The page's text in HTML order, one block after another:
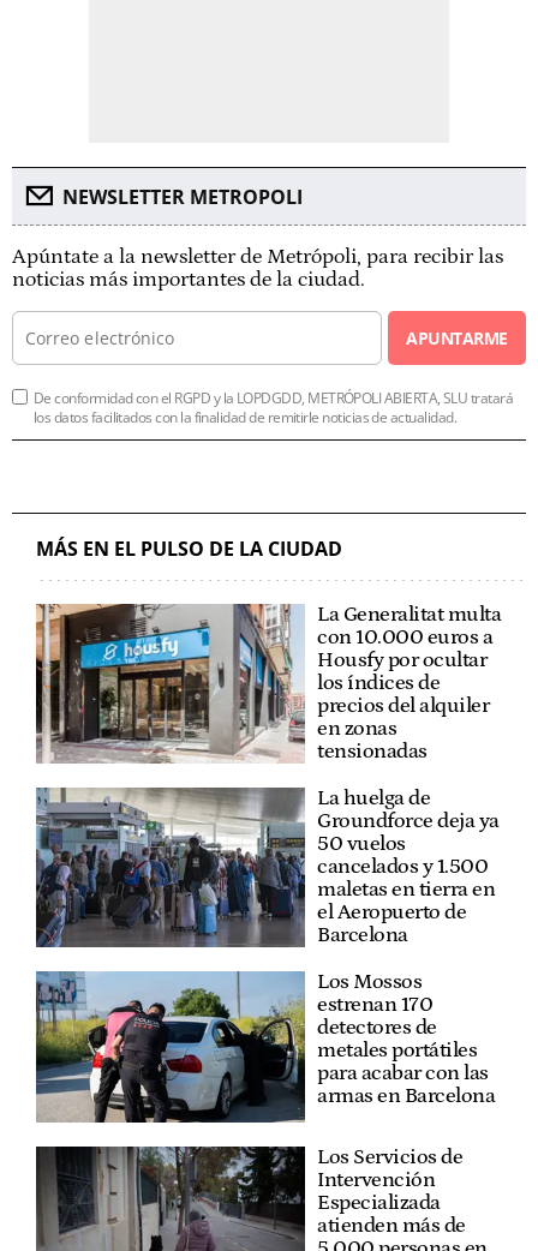
NEWSLETTER METROPOLI
Apúntate a la newsletter de Metrópoli, para recibir las
noticias más importantes de la ciudad.
APUNTARME
De conformidad con el RGPD y la LOPDGDD, METRÓPOLI ABIERTA, SLU tratará
los datos facilitados con la finalidad de remitirle noticias de actualidad.
MÁS EN EL PULSO DE LA CIUDAD
La Generalitat multa
con 10.000 euros a
Housfy por ocultar
los índices de
precios del alquiler
en zonas
tensionadas
La huelga de
Groundforce deja ya
50 vuelos
cancelados y 1.500
maletas en tierra en
el Aeropuerto de
Barcelona
Los Mossos
estrenan 170
detectores de
metales portátiles
para acabar con las
armas en Barcelona
Los Servicios de
Intervención
Especializada
atienden más de